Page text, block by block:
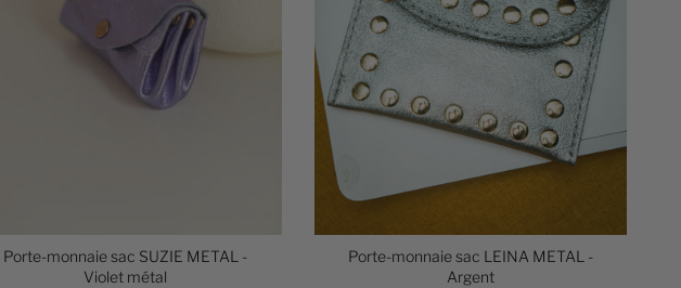
Porte-monnaie sac SUZIE METAL -
Violet métal
Porte-monnaie sac LEINA METAL -
Argent